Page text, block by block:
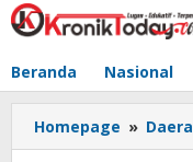
Lewati
ke
Beranda Nasional
Homepage »